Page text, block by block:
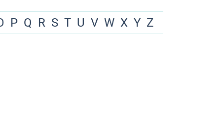
P Q R S T U V W X Y Z